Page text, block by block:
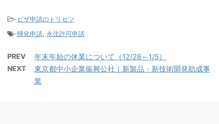
-ビザ申請のトリセツ
-帰化申請, 永住許可申請
PREV 年末年始の休業について（12/28～1/5）
NEXT
東京都中小企業振興公社｜新製品・新技術開発助成事
業